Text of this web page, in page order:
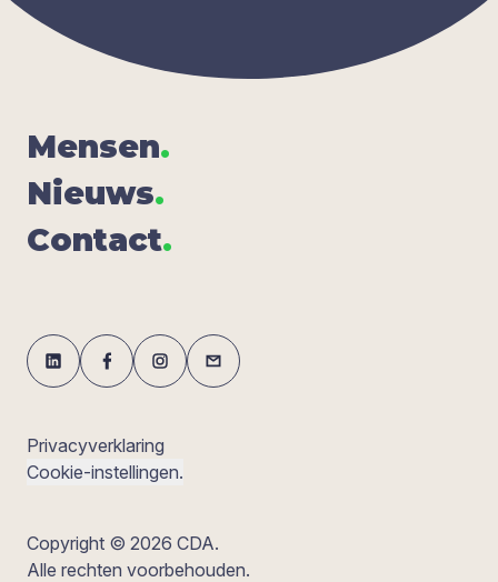
Men­sen.
Nieuws.
Con­tact.
Privacyverklaring
Cookie-instellingen.
Copyright © 2026 CDA.
Alle rechten voorbehouden.